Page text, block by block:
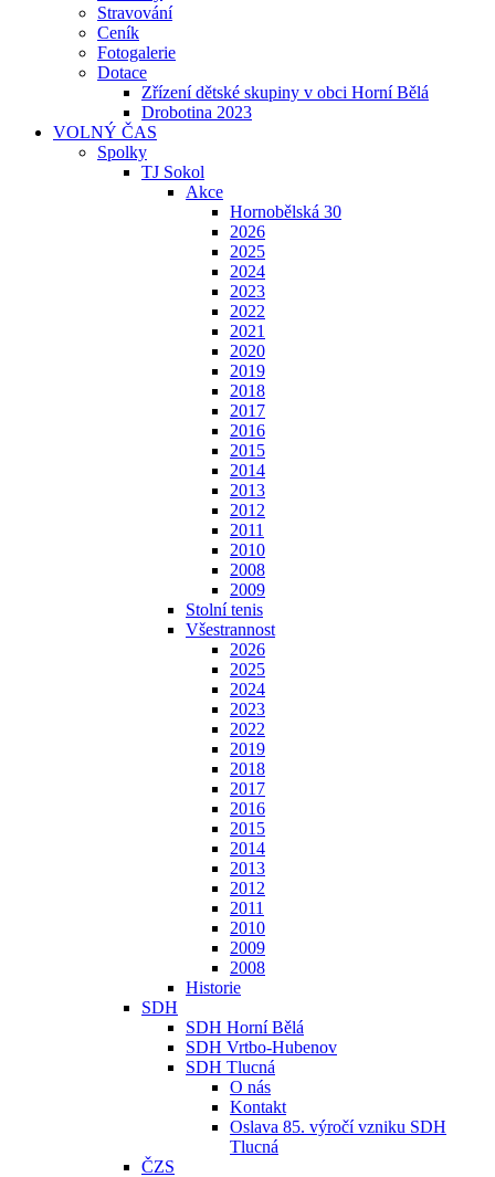
Stravování
Ceník
Fotogalerie
Dotace
Zřízení dětské skupiny v obci Horní Bělá
Drobotina 2023
VOLNÝ ČAS
Spolky
TJ Sokol
Akce
Hornobělská 30
2026
2025
2024
2023
2022
2021
2020
2019
2018
2017
2016
2015
2014
2013
2012
2011
2010
2008
2009
Stolní tenis
Všestrannost
2026
2025
2024
2023
2022
2019
2018
2017
2016
2015
2014
2013
2012
2011
2010
2009
2008
Historie
SDH
SDH Horní Bělá
SDH Vrtbo-Hubenov
SDH Tlucná
O nás
Kontakt
Oslava 85. výročí vzniku SDH
Tlucná
ČZS